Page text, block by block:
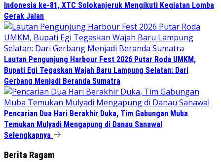
Indonesia ke-81, XTC Solokanjeruk Mengikuti Kegiatan Lomba
Gerak Jalan
Lautan Pengunjung Harbour Fest 2026 Putar Roda UMKM,
Bupati Egi Tegaskan Wajah Baru Lampung Selatan: Dari
Gerbang Menjadi Beranda Sumatra
Pencarian Dua Hari Berakhir Duka, Tim Gabungan Muba
Temukan Mulyadi Mengapung di Danau Sanawal
Selengkapnya
Berita Ragam